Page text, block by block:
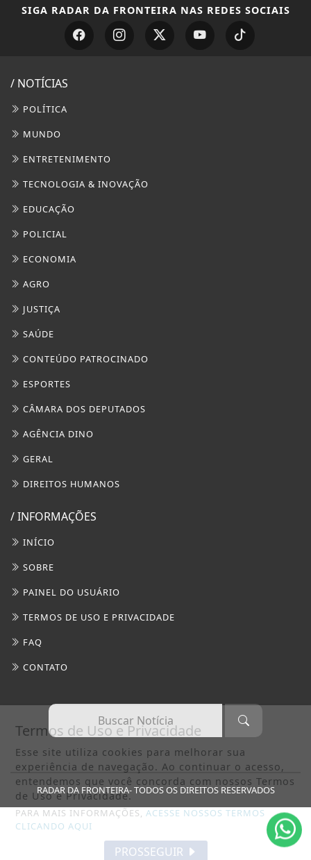
SIGA RADAR DA FRONTEIRA NAS REDES SOCIAIS
/ NOTÍCIAS
POLÍTICA
MUNDO
ENTRETENIMENTO
TECNOLOGIA & INOVAÇÃO
EDUCAÇÃO
POLICIAL
ECONOMIA
AGRO
JUSTIÇA
SAÚDE
CONTEÚDO PATROCINADO
ESPORTES
CÂMARA DOS DEPUTADOS
AGÊNCIA DINO
GERAL
DIREITOS HUMANOS
/ INFORMAÇÕES
INÍCIO
SOBRE
PAINEL DO USUÁRIO
TERMOS DE USO E PRIVACIDADE
FAQ
CONTATO
RADAR DA FRONTEIRA- TODOS OS DIREITOS RESERVADOS
Termos de Uso e Privacidade
Esse site utiliza cookies para melhorar sua
experiência de navegação. Ao continuar o acesso,
entendemos que você concorda com nossos Termos
de Uso e Privacidade.
PARA MAIS INFORMAÇÕES,ACESSE NOSSOS TERMOS
CLICANDO AQUI
PROSSEGUIR